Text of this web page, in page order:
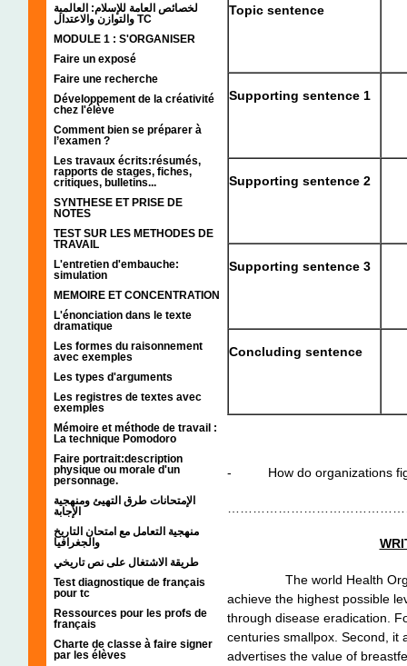
لخصائص العامة للإسلام: العالمية
والتوازن والاعتدال TC
MODULE 1 : S'ORGANISER
Faire un exposé
Faire une recherche
Développement de la créativité
chez l'élève
Comment bien se préparer à
l’examen ?
Les travaux écrits:résumés,
rapports de stages, fiches,
critiques, bulletins...
SYNTHESE ET PRISE DE
NOTES
TEST SUR LES METHODES DE
TRAVAIL
L'entretien d'embauche:
simulation
MEMOIRE ET CONCENTRATION
L'énonciation dans le texte
dramatique
Les formes du raisonnement
avec exemples
Les types d'arguments
Les registres de textes avec
exemples
Mémoire et méthode de travail :
La technique Pomodoro
Faire portrait:description
physique ou morale d'un
personnage.
الإمتحانات طرق التهيئ ومنهجية
الإجابة
منهجية التعامل مع امتحان التاريخ
والجغرافيا
طريقة الاشتغال على نص تاريخي
Test diagnostique de français
pour tc
Ressources pour les profs de
français
Charte de classe à faire signer
par les élèves
Topic sentence
Supporting sentence 1
Supporting sentence 2
Supporting sentence 3
Concluding sentence
- How do organizations
The world Health
achieve the highest possible
through disease eradication.
centuries smallpox. Second,
advertises the value of